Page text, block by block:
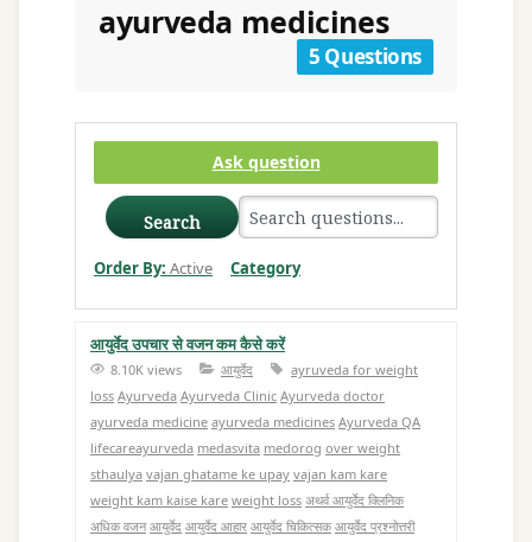
ayurveda medicines
5 Questions
Ask question
Search
Order By: Active Category
आयुर्वेद उपचार से वजन कम कैसे करें
8.10K views आयुर्वेद
ayruveda for weight
loss Ayurveda Ayurveda Clinic Ayurveda doctor
ayurveda medicine ayurveda medicines Ayurveda QA
lifecareayurveda medasvita medorog over weight
sthaulya vajan ghatame ke upay vajan kam kare
weight kam kaise kare weight loss अथर्व आयुर्वेद क्लिनिक
अधिक वजन आयुर्वेद आयुर्वेद आहार आयुर्वेद चिकित्सक आयुर्वेद प्रश्नोत्तरी